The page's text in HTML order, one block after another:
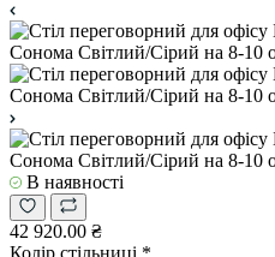
В наявності
42 920.00 ₴